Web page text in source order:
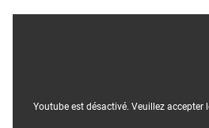
Youtube est désactivé. Veuillez accepter